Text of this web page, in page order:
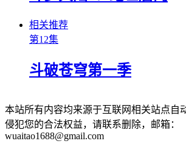
相关推荐
第12集
斗破苍穹第一季
本站所有内容均来源于互联网相关站点自
侵犯您的合法权益，请联系删除，邮箱：
wuaitao1688@gmail.com